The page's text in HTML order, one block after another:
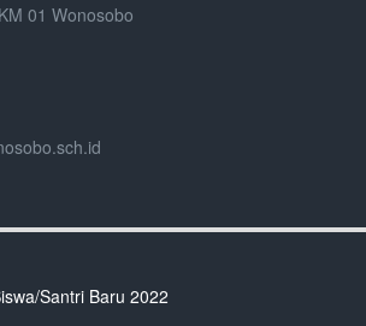
01 Wonosobo
Santri Baru 2022